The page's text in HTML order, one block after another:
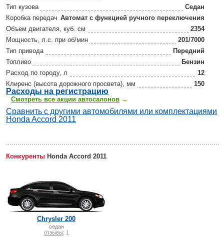
Тип кузова
Седан
Коробка передач Автомат с функцией ручного переключения
Объем двигателя, куб. см
2354
Мощность, л.с. при об/мин
201/7000
Тип привода
Передний
Топливо
Бензин
Расход по городу, л
12
Клиренс (высота дорожного просвета), мм
150
Расходы на регистрацию
Смотреть все акции автосалонов →
Сравнить с другими автомобилями или комплектациями
Honda Accord 2011
Конкуренты Honda Accord 2011
Chrysler 200
седан
отзывы: 1